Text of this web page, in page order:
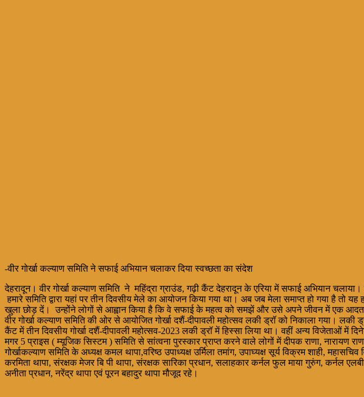
-वीर गोर्खा कल्याण समिति ने सफाई अभियान चलाकर दिया स्वच्छता का संदेश
देहरादून। वीर गोर्खा कल्याण समिति ने महिंद्रा ग्राउंड, गढ़ी कैंट देहरादून के एरिया में सफाई अभियान
हमारे समिति द्वारा यहां पर तीन दिवसीय मेले का आयोजन किया गया था। अब जब मेला समाप्त हो गया है
खुला छोड़ दें। उन्होंने लोगों से आह्वान किया है कि वे सफाई के महत्व को समझें और उसे अपने जीवन में एक आदत
वीर गोर्खा कल्याण समिति की ओर से आयोजित गोर्खा दशैं-दीपावली महोत्सव लकी ड्रॉ को निकाला गया।
कैंट में तीन दिवसीय गोर्खा दशैं-दीपावली महोत्सव-2023 लकी ड्रॉ में हिस्सा लिया था। वहीं अन्य विजेताओं में
मगर 5 प्राइस ( म्यूजिक सिस्टम ) समिति से सांत्वना पुरस्कार प्राप्त करने वाले लोगों में दीपक राणा,
गोर्खाकल्याण समिति के अध्यक्ष कमल थापा,वरिष्ठ उपाध्यक्ष उर्मिला तमांग, उपाघ्यक्ष सूर्य विक्रम शाही,
करमिता थापा, संरक्षक मेजर बि पी थापा, संरक्षक सारिका प्रधान, सलाहकार कर्नल फुल माया गुरुंग, कर्नल
अनीता प्रधान, नरेंद्र थापा एवं पूरन बहादुर थापा मौजूद रहे।